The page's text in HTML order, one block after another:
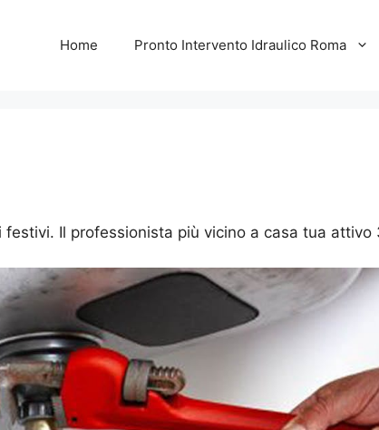
Home Pronto Intervento Idraulico Roma
Il professionista più vicino a casa tua attivo